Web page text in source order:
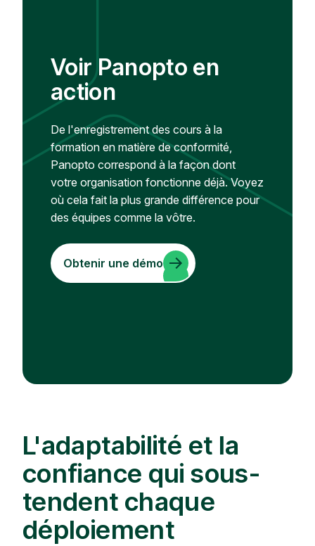
Voir Panopto en
action
De l'enregistrement des cours à la
formation en matière de conformité,
Panopto correspond à la façon dont
votre organisation fonctionne déjà. Voyez
où cela fait la plus grande différence pour
des équipes comme la vôtre.
Obtenir une démo
L'adaptabilité et la
confiance qui sous-
tendent chaque
déploiement